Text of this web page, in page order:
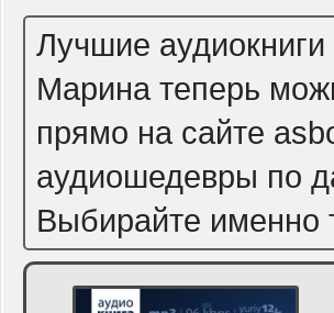
Лучшие аудиокниги
Марина теперь
прямо на сайте
аудиошедевры по
Выбирайте именно